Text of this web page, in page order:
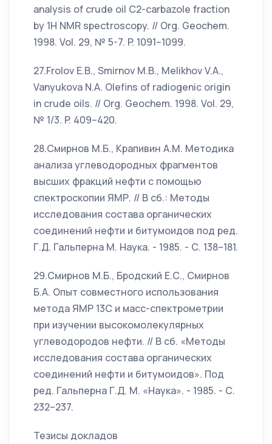
analysis of crude oil C2-carbazole fraction
by 1H NMR spectroscopy. // Org. Geochem.
1998. Vol. 29, № 5-7. P. 1091–1099.
27.Frolov E.B., Smirnov M.B., Melikhov V.A.,
Vanyukova N.A. Olefins of radiogenic origin
in crude oils. // Org. Geochem. 1998. Vol. 29,
№ 1/3. P. 409–420.
28.Смирнов М.Б., Крапивин А.М. Методика
анализа углеводородных фрагментов
высших фракций нефти с помощью
спектроскопии ЯМР. // В сб.: Методы
исследования состава органических
соединений нефти и битумоидов под ред.
Г.Д. Гальперна М. Наука. - 1985. - С. 138–181.
29.Смирнов М.Б., Бродский Е.С., Смирнов
Б.А. Опыт совместного использования
метода ЯМР 13С и масс-спектрометрии
при изучении высокомолекулярных
углеводородов нефти. // В сб. «Методы
исследования состава органических
соединений нефти и битумоидов». Под
ред. Гальперна Г.Д. М. «Наука». - 1985. - С.
232–237.
Тезисы докладов